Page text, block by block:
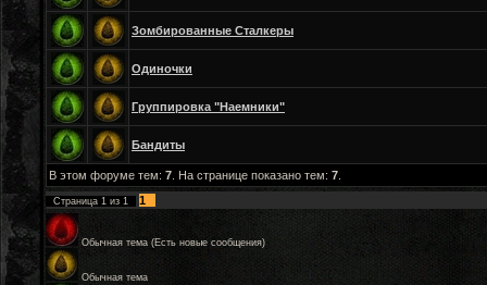
Зомбированные Сталкеры
Одиночки
Группировка "Наемники"
Бандиты
В этом форуме тем: 7 . На странице показано тем: 7
Страница 1 из 1 1
Обычная тема (Есть новые сообщения)
Обычная тема